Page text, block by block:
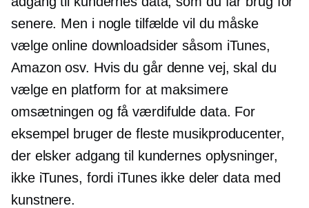
senere. Men i nogle tilfælde vil du måske
vælge online downloadsider såsom iTunes,
Amazon osv. Hvis du går denne vej, skal du
vælge en platform for at maksimere
omsætningen og få værdifulde data. For
eksempel bruger de fleste musikproducenter,
der elsker adgang til kundernes oplysninger,
ikke iTunes, fordi iTunes ikke deler data med
kunstnere.